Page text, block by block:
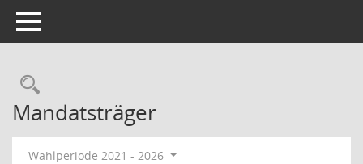
Toggle navigation
Rechercheauswahl
Mandatsträger
Wahlperiode 2021 - 2026